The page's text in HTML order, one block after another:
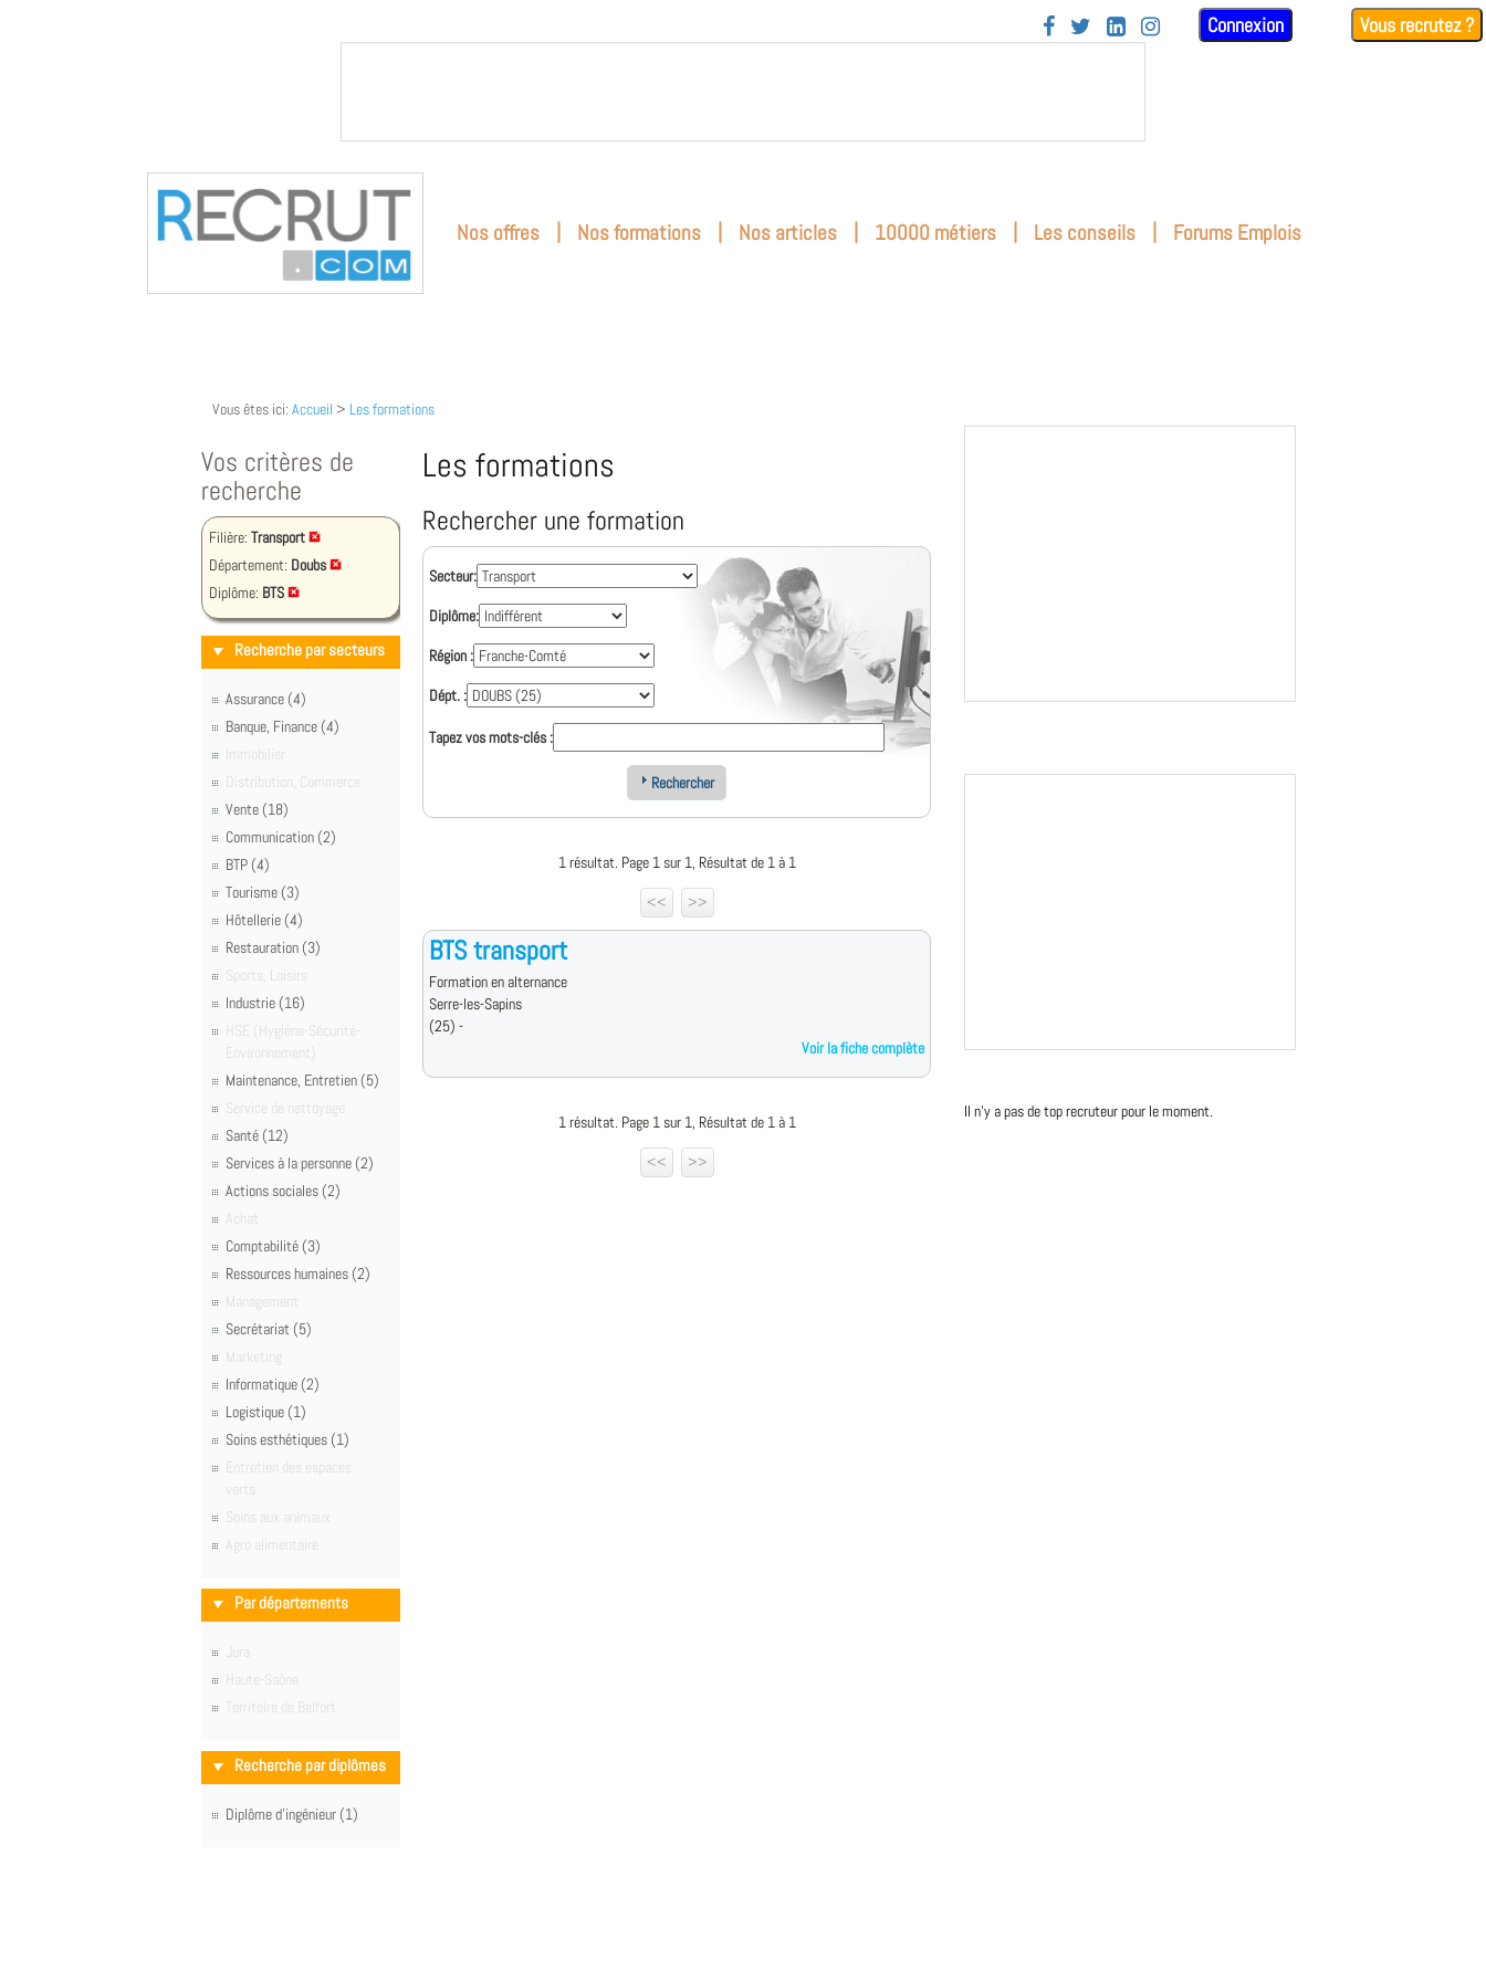
    Connexion Vous recrutez ?
Nos offres | Nos formations | Nos articles | 10000 métiers | Les conseils | Forums Emplois
Vous êtes ici: Accueil > Les formations
Vos critères de
recherche
Filière: Transport
Département: Doubs
Diplôme: BTS
Recherche par secteurs
Assurance (4)
Banque, Finance (4)
Immobilier
Distribution, Commerce
Vente (18)
Communication (2)
BTP (4)
Tourisme (3)
Hôtellerie (4)
Restauration (3)
Sports, Loisirs
Industrie (16)
HSE (Hygiène-Sécurité-
Environnement)
Maintenance, Entretien (5)
Service de nettoyage
Santé (12)
Services à la personne (2)
Actions sociales (2)
Achat
Comptabilité (3)
Ressources humaines (2)
Management
Secrétariat (5)
Marketing
Informatique (2)
Logistique (1)
Soins esthétiques (1)
Entretien des espaces
verts
Soins aux animaux
Agro alimentaire
Par départements
Jura
Haute-Saône
Territoire de Belfort
Recherche par diplômes
Diplôme d'ingénieur (1)
Les formations
Rechercher une formation
Secteur:
Diplôme:
Région :
Dépt. :
Tapez vos mots-clés :
Rechercher
1 résultat. Page 1 sur 1, Résultat de 1 à 1
<<
>>
BTS transport
Formation en alternance
Serre-les-Sapins
(25) -
Voir la fiche complète
1 résultat. Page 1 sur 1, Résultat de 1 à 1
<<
>>
Il n'y a pas de top recruteur pour le moment.